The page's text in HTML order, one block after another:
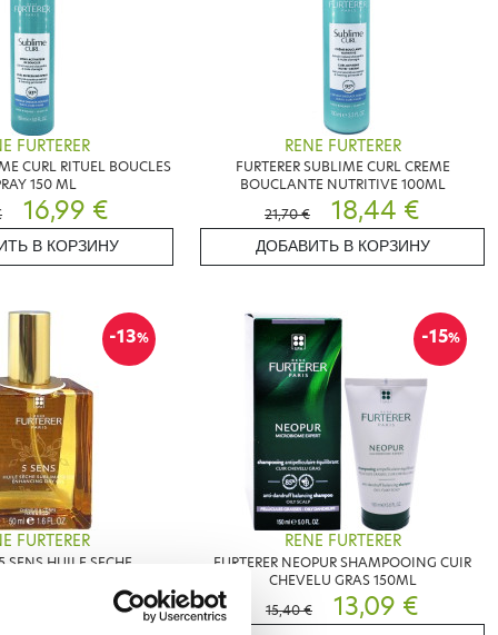
FURTERER
CURL RITUEL BOUCLES
150 ML
16,99 €
В КОРЗИНУ
RENE FURTERER
FURTERER SUBLIME CURL CREME
BOUCLANTE NUTRITIVE 100ML
21,70 €
18,44 €
ДОБАВИТЬ В КОРЗИНУ
-13%
FURTERER
SENS HUILE SECHE
-15%
RENE FURTERER
FURTERER NEOPUR SHAMPOOING CUIR
CHEVELU GRAS 150ML
15,40 €
13,09 €